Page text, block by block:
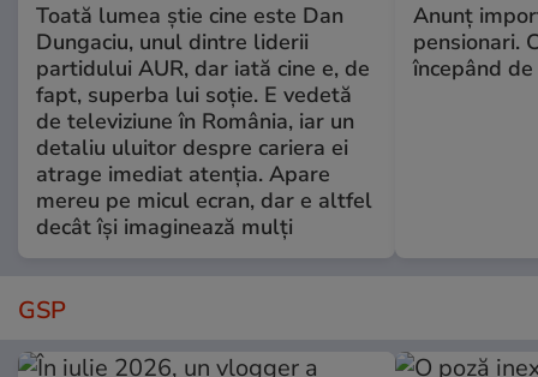
Toată lumea știe cine este Dan
Dungaciu, unul dintre liderii
partidului AUR, dar iată cine e, de
fapt, superba lui soție. E vedetă
de televiziune în România, iar un
detaliu uluitor despre cariera ei
atrage imediat atenția. Apare
mereu pe micul ecran, dar e altfel
decât își imaginează mulți
Anunț
pensionari.
începând
GSP